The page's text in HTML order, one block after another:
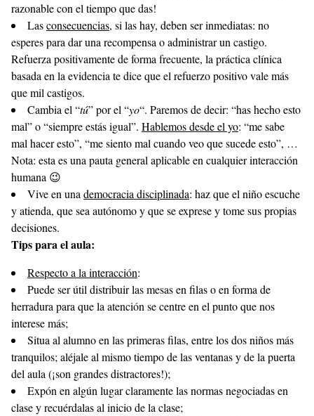
razonable con el tiempo que das!
Lasconsecuencias, si las hay, deben ser inmediatas: no
esperes para dar una recompensa o administrar un castigo.
Refuerza positivamente de forma frecuente, la práctica clínica
basada en la evidencia te dice que el refuerzo positivo vale más
que mil castigos.
Cambia el “tú” por el “yo“. Paremos de decir: “has hecho esto
mal” o “siempre estás igual”. Hablemos desde el yo: “me sabe
mal hacer esto”, “me siento mal cuando veo que sucede esto”, …
Nota: esta es una pauta general aplicable en cualquier interacción
humana 😉
Vive en unademocracia disciplinada: haz que el niño escuche
y atienda, que sea autónomo y que se exprese y tome sus propias
decisiones.
Tips para el aula:
Respecto a la interacción:
Puede ser útil distribuir las mesas en filas o en forma de
herradura para que la atención se centre en el punto que nos
interese más;
Situa al alumno en las primeras filas, entre los dos niños más
tranquilos; aléjale al mismo tiempo de las ventanas y de la puerta
del aula (¡son grandes distractores!);
Expón en algún lugar claramente las normas negociadas en
clase y recuérdalas al inicio de la clase;